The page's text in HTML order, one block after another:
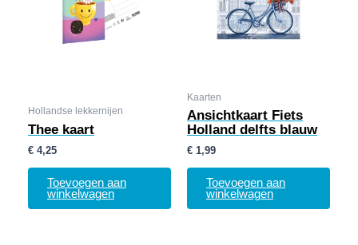
Hollandse lekkernijen
Thee kaart
€ 4,25
Toevoegen aan
winkelwagen
Kaarten
Ansichtkaart Fiets
Holland delfts blauw
€ 1,99
Toevoegen aan
winkelwagen